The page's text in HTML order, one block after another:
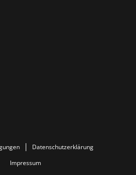
Datenschutzerklärung
Impressum